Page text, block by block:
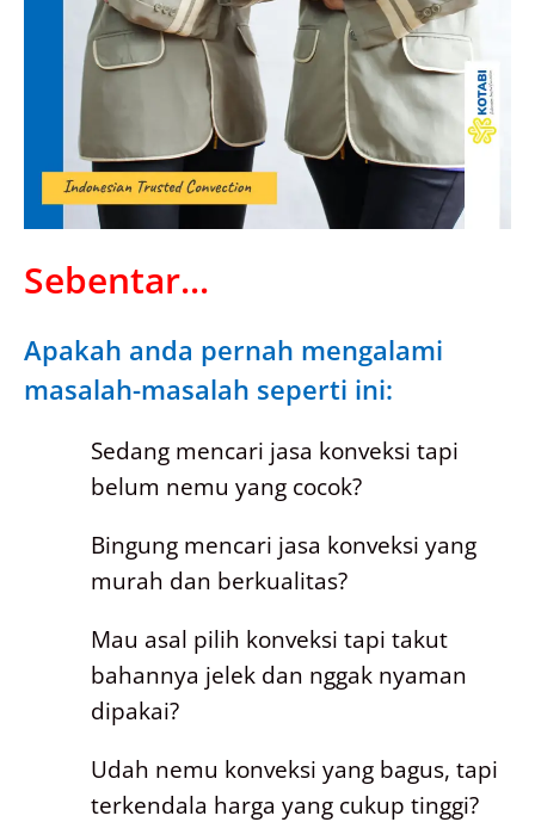
Sebentar...
Apakah anda pernah mengalami
masalah-masalah seperti ini:
Sedang mencari jasa konveksi tapi
belum nemu yang cocok?
Bingung mencari jasa konveksi yang
murah dan berkualitas?
Mau asal pilih konveksi tapi takut
bahannya jelek dan nggak nyaman
dipakai?
Udah nemu konveksi yang bagus, tapi
terkendala harga yang cukup tinggi?